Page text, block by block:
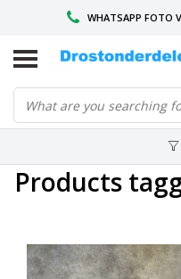
WHATSAPP FOTO
VOOR 16.00
Products